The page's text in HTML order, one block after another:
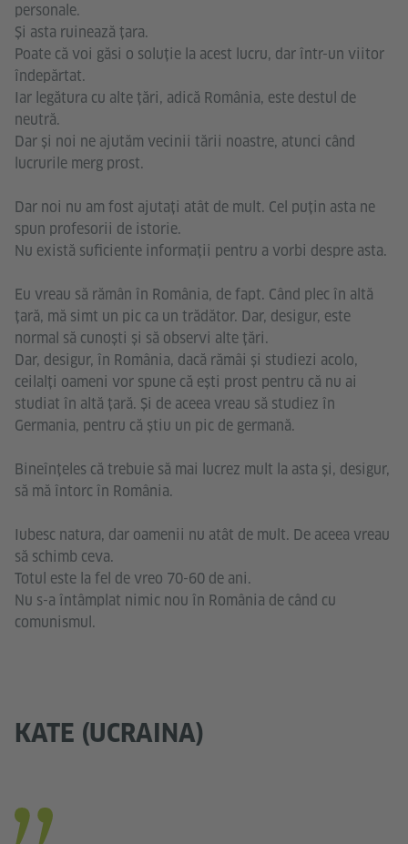
personale.
Și asta ruinează țara.
Poate că voi găsi o soluție la acest lucru, dar într-un viitor
îndepărtat.
Iar legătura cu alte țări, adică România, este destul de
neutră.
Dar și noi ne ajutăm vecinii tării noastre, atunci când
lucrurile merg prost.
Dar noi nu am fost ajutați atât de mult. Cel puțin asta ne
spun profesorii de istorie.
Nu există suficiente informații pentru a vorbi despre asta.
Eu vreau să rămân în România, de fapt. Când plec în altă
țară, mă simt un pic ca un trădător. Dar, desigur, este
normal să cunoști și să observi alte țări.
Dar, desigur, în România, dacă rămâi și studiezi acolo,
ceilalți oameni vor spune că ești prost pentru că nu ai
studiat în altă țară. Și de aceea vreau să studiez în
Germania, pentru că știu un pic de germană.
Bineînțeles că trebuie să mai lucrez mult la asta și, desigur,
să mă întorc în România.
Iubesc natura, dar oamenii nu atât de mult. De aceea vreau
să schimb ceva.
Totul este la fel de vreo 70-60 de ani.
Nu s-a întâmplat nimic nou în România de când cu
comunismul.
KATE (UCRAINA)